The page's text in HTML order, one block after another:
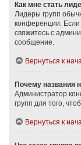
Как мне стать
Лидеры групп
конференции. Если
свяжитесь с
сообщение.
Вернуться к
Почему названия
Администратор
групп для того,
Вернуться к